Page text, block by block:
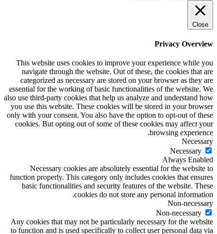
Close
Privacy Overview
This website uses cookies to improve your experience while you
navigate through the website. Out of these, the cookies that are
categorized as necessary are stored on your browser as they are
essential for the working of basic functionalities of the website. We
also use third-party cookies that help us analyze and understand how
you use this website. These cookies will be stored in your browser
only with your consent. You also have the option to opt-out of these
cookies. But opting out of some of these cookies may affect your
browsing experience.
Necessary
Necessary
Always Enabled
Necessary cookies are absolutely essential for the website to
function properly. This category only includes cookies that ensures
basic functionalities and security features of the website. These
cookies do not store any personal information.
Non-necessary
Non-necessary
Any cookies that may not be particularly necessary for the website
to function and is used specifically to collect user personal data via